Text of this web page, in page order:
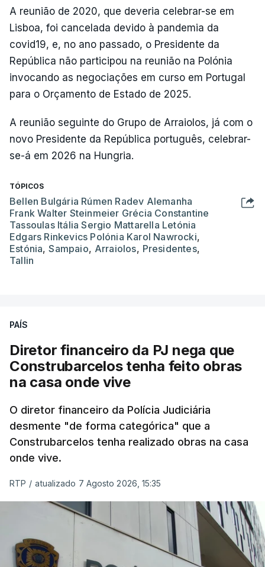
A reunião de 2020, que deveria celebrar-se em
Lisboa, foi cancelada devido à pandemia da
covid19, e, no ano passado, o Presidente da
República não participou na reunião na Polónia
invocando as negociações em curso em Portugal
para o Orçamento de Estado de 2025.
A reunião seguinte do Grupo de Arraiolos, já com o
novo Presidente da República português, celebrar-
se-á em 2026 na Hungria.
TÓPICOS
Bellen Bulgária Rúmen Radev Alemanha
Frank Walter Steinmeier Grécia Constantine
Tassoulas Itália Sergio Mattarella Letónia
Edgars Rinkevics Polónia Karol Nawrocki,
Estónia,Sampaio, Arraiolos, Presidentes,
Tallin
PAÍS
Diretor financeiro da PJ nega que
Construbarcelos tenha feito obras
na casa onde vive
O diretor financeiro da Polícia Judiciária
desmente "de forma categórica" que a
Construbarcelos tenha realizado obras na casa
onde vive.
RTP / atualizado 7 Agosto 2026, 15:35